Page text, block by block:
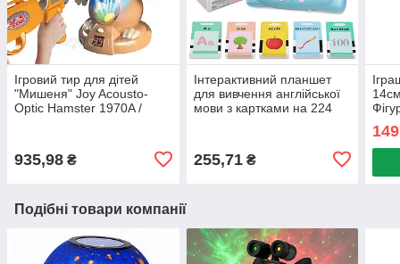
Ігровий тир для дітей
"Мишеня" Joy Acousto-
Optic Hamster 1970A /
935,98 ₴
Інтерактивний планшет
для вивчення англійської
мови з картками на 224
255,71₴
Подібні товари компанії